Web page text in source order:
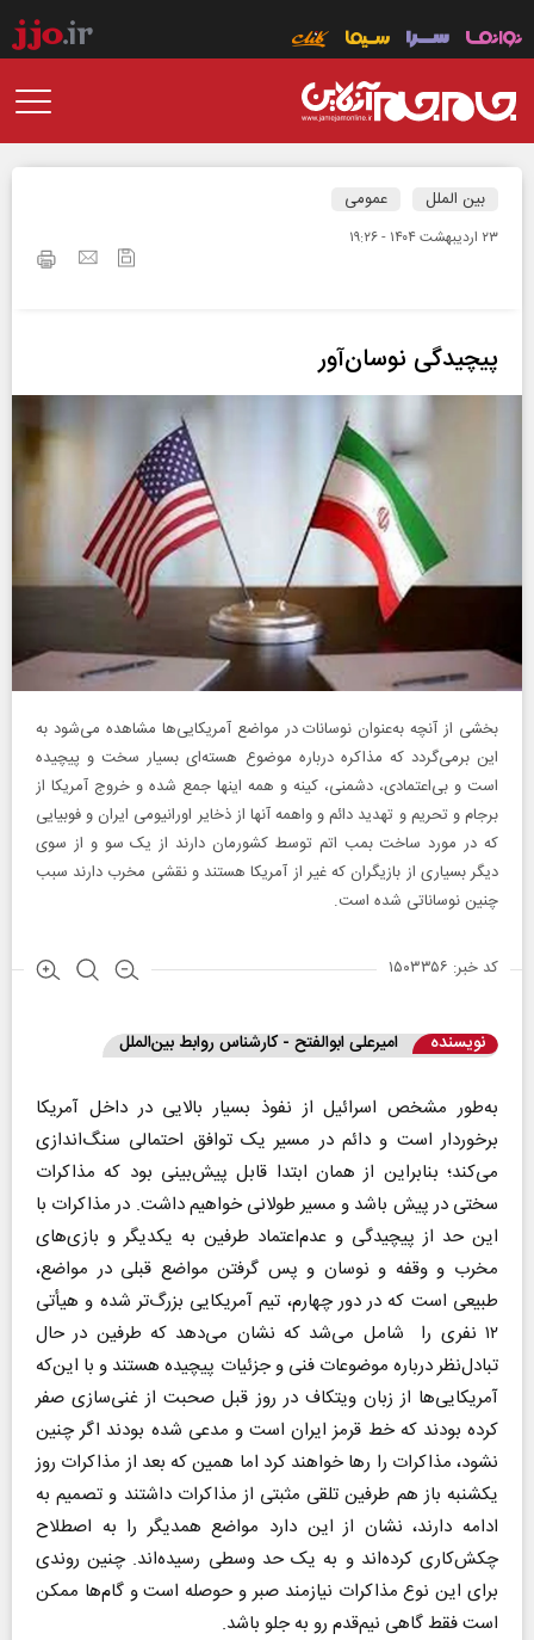
بین الملل عمومی
۲۳ ارديبهشت ۱۴۰۴ - ۱۹:۲۶
پیچیدگی نوسان‌آور
بخشی از آنچه به‌عنوان نوسانات در مواضع آمریکایی‌ها مشاهده می‌شود به
این برمی‌گردد که مذاکره درباره موضوع هسته‌ای بسیار سخت و پیچیده
است و بی‌اعتمادی، دشمنی، کینه و همه اینها جمع شده و خروج آمریکا از
برجام و تحریم و تهدید دائم و واهمه آنها از ذخایر اورانیومی ایران و فوبیایی
که در مورد ساخت بمب اتم توسط کشورمان دارند از یک سو و از سوی
دیگر بسیاری از بازیگران که غیر از آمریکا هستند و نقشی مخرب دارند سبب
چنین نوساناتی شده است.
کد خبر: ۱۵۰۳۳۵۶
نویسنده امیرعلی ابوالفتح‌ - کارشناس روابط بین‌الملل
به‌طور مشخص اسرائیل از نفوذ بسیار بالایی در داخل آمریکا
برخوردار است و دائم در مسیر یک توافق احتمالی سنگ‌اندازی
می‌کند؛ بنابراین از همان ابتدا قابل پیش‌بینی بود که مذاکرات
سختی در پیش باشد و مسیر طولانی خواهیم داشت. در مذاکرات با
این حد از پیچیدگی و عدم‌اعتماد طرفین به یکدیگر و بازی‌های
مخرب و وقفه و نوسان و پس گرفتن مواضع قبلی در مواضع،
طبیعی است که در دور چهارم، تیم آمریکایی بزرگ‌تر شده و هیأتی
۱۲ نفری را شامل می‌شد که نشان می‌دهد که طرفین در حال
تبادل‌نظر درباره موضوعات فنی و جزئیات پیچیده هستند و با این‌که
آمریکایی‌ها از زبان ویتکاف در روز قبل صحبت از غنی‌سازی صفر
کرده بودند که خط قرمز ایران است و مدعی شده بودند اگر چنین
نشود، مذاکرات را رها خواهند کرد اما همین ‌که بعد از مذاکرات روز
یکشنبه باز هم طرفین تلقی مثبتی از مذاکرات داشتند و تصمیم به
ادامه دارند، نشان از این دارد مواضع همدیگر را به اصطلاح
چکش‌کاری کرده‌اند و به یک حد وسطی رسیده‌اند. چنین روندی
برای این نوع مذاکرات نیازمند صبر و حوصله است و گام‌ها ممکن
است فقط گاهی نیم‌قدم رو به جلو باشد.